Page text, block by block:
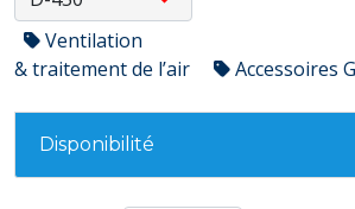
Ventilation
& traitement de l’air
Accessoires
Disponibilité